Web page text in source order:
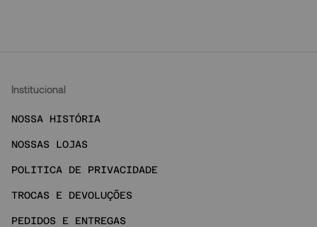
Institucional
NOSSA HISTÓRIA
NOSSAS LOJAS
POLITICA DE PRIVACIDADE
TROCAS E DEVOLUÇÕES
PEDIDOS E ENTREGAS